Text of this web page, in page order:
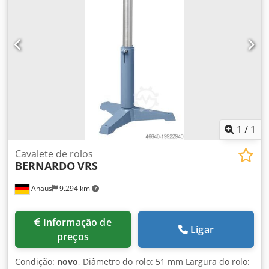
1 / 1
Ahaus 9.294 km
Cavalete de rolos
BERNARDOVRS
preços
Ligar
Condição: novo, Diâmetro do rolo: 51 mm Largura do rolo: